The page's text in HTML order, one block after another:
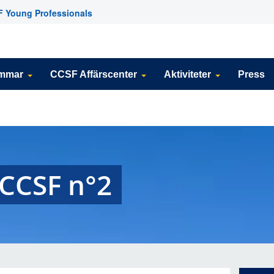
Young Professionals
CCSF Affärscenter Aktiviteter Press
n°2